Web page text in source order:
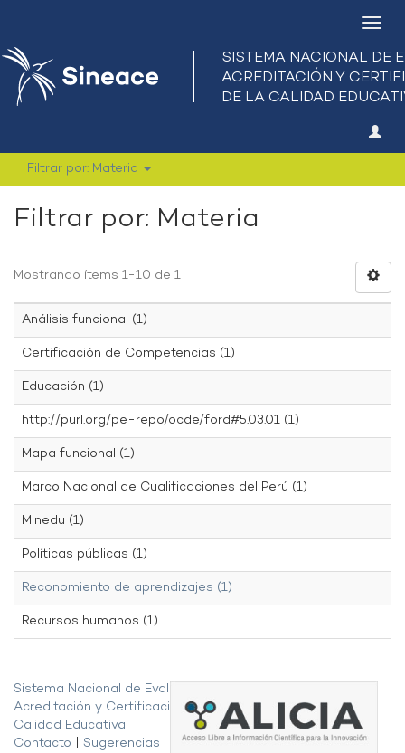
Filtrar por: Materia
Filtrar por: Materia
Mostrando ítems 1-10 de 1
Análisis funcional (1)
Certificación de Competencias (1)
Educación (1)
http://purl.org/pe-repo/ocde/ford#5.03.01 (1)
Mapa funcional (1)
Marco Nacional de Cualificaciones del Perú (1)
Minedu (1)
Políticas públicas (1)
Reconomiento de aprendizajes (1)
Recursos humanos (1)
Sistema Nacional de Evaluación,
Acreditación y Certificación de la
Calidad Educativa
Contacto
Sugerencias